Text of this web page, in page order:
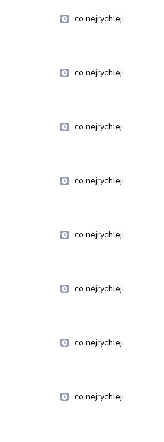
co nejrychleji
co nejrychleji
co nejrychleji
co nejrychleji
co nejrychleji
co nejrychleji
co nejrychleji
co nejrychleji